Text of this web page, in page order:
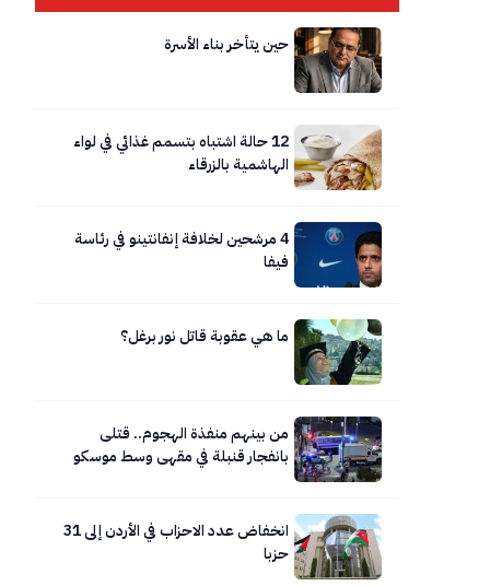
حين يتأخر بناء الأسرة
12 حالة اشتباه بتسمم غذائي في لواء
الهاشمية بالزرقاء
4 مرشحين لخلافة إنفانتينو في رئاسة
فيفا
ما هي عقوبة قاتل نور برغل؟
من بينهم منفذة الهجوم.. قتلى
بانفجار قنبلة في مقهى وسط موسكو
انخفاض عدد الاحزاب في الأردن إلى 31
حزبا